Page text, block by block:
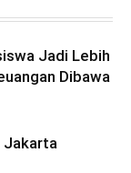
Jadi Lebih
Dibawa
Jakarta